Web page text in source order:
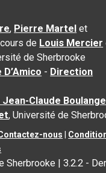
, Pierre Martel et
de Louis Mercier
de Sherbrooke
- Direction
Claude
, Université de
nous
Sherbrooke |3.2.2 -